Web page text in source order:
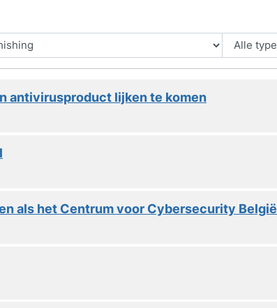
antivirusproduct lijken te komen
als het Centrum voor Cybersecurity België